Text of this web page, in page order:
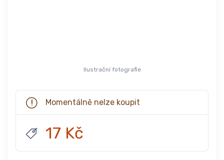
Ilustrační fotografie
Momentálně nelze koupit
17 Kč